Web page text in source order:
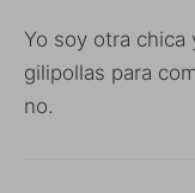
Yo soy otra
gilipollas para
no.